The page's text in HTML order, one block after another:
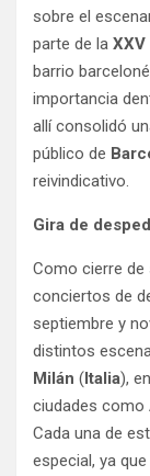
sobre el
parte de la
barrio
importancia
allí consolidó
público de
reivindicativo.
Gira de
Como cierre de
conciertos de
septiembre y
distintos
Milán (Italia), en
ciudades como
Cada una de
especial, ya